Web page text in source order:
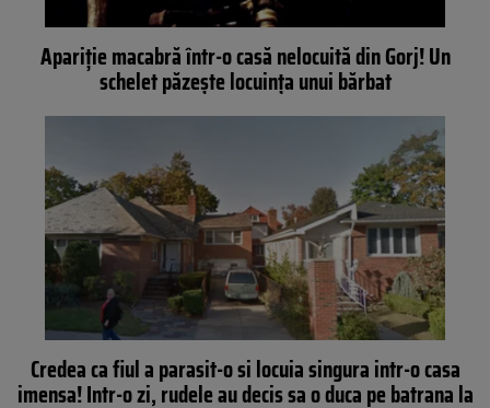
Apariție macabră într-o casă nelocuită din Gorj! Un
schelet păzește locuința unui bărbat
Credea ca fiul a parasit-o si locuia singura intr-o casa
imensa! Intr-o zi, rudele au decis sa o duca pe batrana la